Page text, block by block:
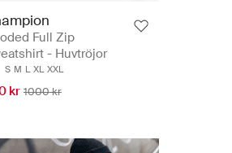
Full Zip
- Huvtröjor
S M L XL XXL
kr 1000 kr